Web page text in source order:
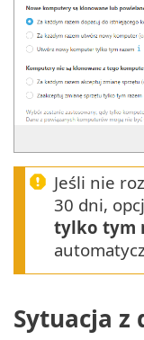
Jeśli nie
30 dni,
tylko tym
Sytuacja z